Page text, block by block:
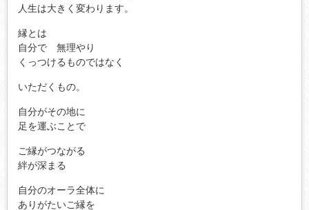
人生は大きく変わります。
縁とは
自分で 無理やり
くっつけるものではなく
いただくもの。
自分がその地に
足を運ぶことで
ご縁がつながる
絆が深まる
自分のオーラ全体に
ありがたいご縁を